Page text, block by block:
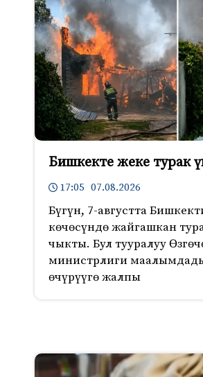
Бишкекте жеке турак
17:05 07.08.2026
Бүгүн, 7-августта
көчөсүндө жайгашкан
чыкты. Бул тууралуу
министрлиги
өчүрүүгө жалпы